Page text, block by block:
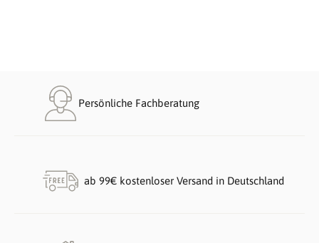
Persönliche Fachberatung
ab 99€ kostenloser Versand in Deutschland